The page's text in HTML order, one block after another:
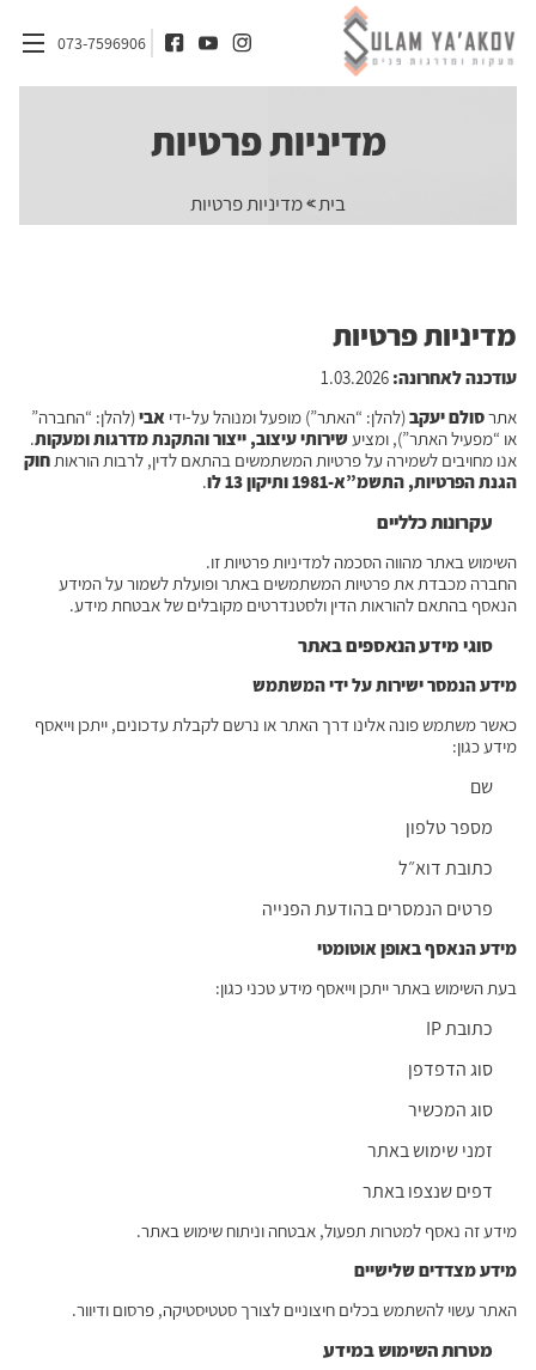
חומרים
אדריכלים ומעצבי פנים
בלוג
צור קשר
073-7596906
מדיניות פרטיות
בית»מדיניות פרטיות
מדיניות פרטיות
עודכנה לאחרונה:
אתרסולם יעקב(להלן: “האתר”) מופעל ומנוהל על-ידי אבי(להלן: “החברה”
או “מפעיל האתר”), ומציע שירותי עיצוב, ייצור והתקנת מדרגות ומעקות.
אנו מחויבים לשמירה על פרטיות המשתמשים בהתאם לדין, לרבות הוראות חוק
הגנת הפרטיות, התשמ”א-1981 ותיקון 13 לו
.
עקרונות כלליים
השימוש באתר מהווה הסכמה למדיניות פרטיות זו.
החברה מכבדת את פרטיות המשתמשים באתר ופועלת לשמור על המידע
הנאסף בהתאם להוראות הדין ולסטנדרטים מקובלים של אבטחת מידע.
סוגי מידע הנאספים באתר
מידע הנמסר ישירות על ידי המשתמש
כאשר משתמש פונה אלינו דרך האתר או נרשם לקבלת עדכונים, ייתכן וייאסף
מידע כגון:
שם
מספר טלפון
כתובת דוא״ל
פרטים הנמסרים בהודעת הפנייה
מידע הנאסף באופן אוטומטי
בעת השימוש באתר ייתכן וייאסף מידע טכני כגון:
כתובת IP
סוג הדפדפן
סוג המכשיר
זמני שימוש באתר
דפים שנצפו באתר
מידע זה נאסף למטרות תפעול, אבטחה וניתוח שימוש באתר.
מידע מצדדים שלישיים
האתר עשוי להשתמש בכלים חיצוניים לצורך סטטיסטיקה, פרסום ודיוור.
מטרות השימוש במידע